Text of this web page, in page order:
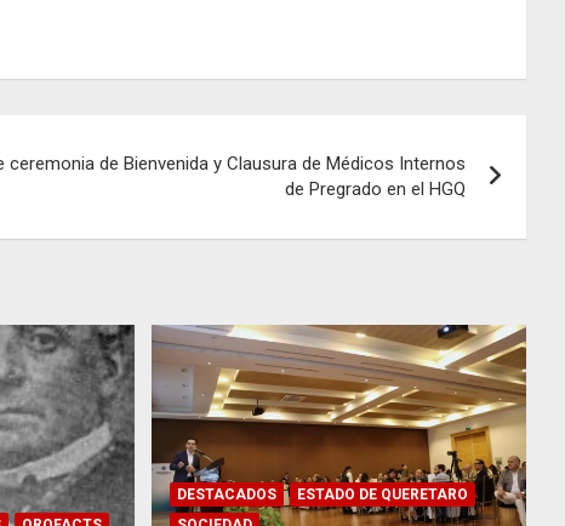
ceremonia de Bienvenida y Clausura de Médicos Internos
de Pregrado en el HGQ
DESTACADOS
ESTADO DE QUERETARO